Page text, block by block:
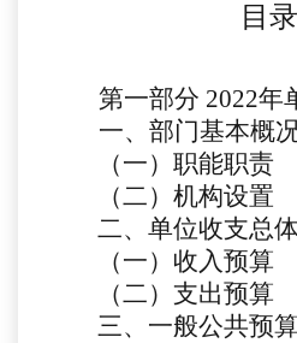
目录
第一部分 2022年
一、部门基本概
（一）职能职责
（二）机构设置
二、单位收支总
（一）收入预算
（二）支出预算
三、一般公共预